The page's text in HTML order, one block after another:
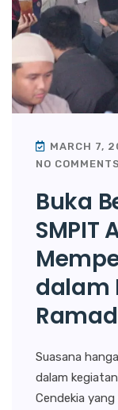
MARCH 7,
NO COMMENTS
Buka
SMPIT
dalam
Suasana
dalam
Cendekia